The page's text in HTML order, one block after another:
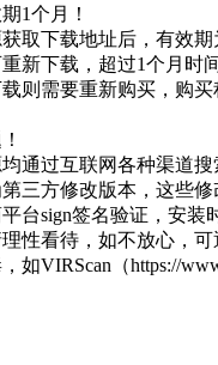
1个月！
取下载地址后，有效期
新下载，超过1个月时
则需要重新购买，购
通过互联网各种渠道
三方修改版本，这些
台sign签名验证，安装
性看待，如不放心，
如VIRScan（https://